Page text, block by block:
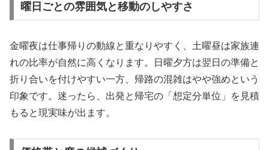
曜日ごとの雰囲気と移動のしやすさ
金曜夜は仕事帰りの動線と重なりやすく、土曜昼は家族連
れの比率が自然に高くなります。日曜夕方は翌日の準備と
折り合いを付けやすい一方、帰路の混雑はやや強めという
印象です。迷ったら、出発と帰宅の「想定分単位」を見積
もると現実味が出ます。